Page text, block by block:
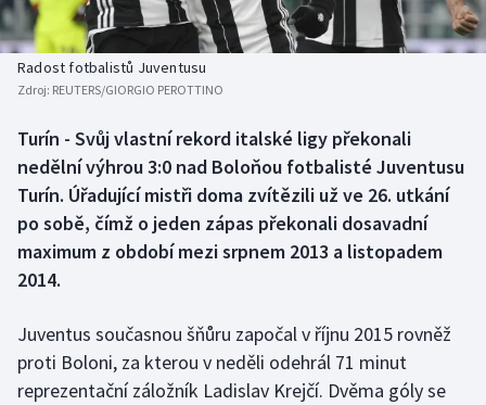
Basketbal
Biatlon
Box
Curling
Dostihy
Florbal
Historické návraty
Aplikace ČT sport
Radost fotbalistů Juventusu
Zdroj: REUTERS/GIORGIO PEROTTINO
Turín - Svůj vlastní rekord italské ligy překonali
nedělní výhrou 3:0 nad Boloňou fotbalisté Juventusu
Turín. Úřadující mistři doma zvítězili už ve 26. utkání
po sobě, čímž o jeden zápas překonali dosavadní
maximum z období mezi srpnem 2013 a listopadem
2014.
Juventus současnou šňůru započal v říjnu 2015 rovněž
proti Boloni, za kterou v neděli odehrál 71 minut
reprezentační záložník Ladislav Krejčí. Dvěma góly se